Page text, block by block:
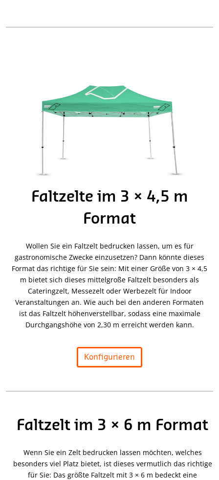
Faltzelte im 3 × 4,5 m
Format
Wollen Sie ein Faltzelt bedrucken lassen, um es für
gastronomische Zwecke einzusetzen? Dann könnte dieses
Format das richtige für Sie sein: Mit einer Größe von 3 × 4,5
m bietet sich dieses mittelgroße Faltzelt besonders als
Cateringzelt, Messezelt oder Werbezelt für Indoor
Veranstaltungen an. Wie auch bei den anderen Formaten
ist das Faltzelt höhenverstellbar, sodass eine maximale
Durchgangshöhe von 2,30 m erreicht werden kann.
Konfigurieren
Faltzelt im 3 × 6 m Format
Wenn Sie ein Zelt bedrucken lassen möchten, welches
besonders viel Platz bietet, ist dieses vermutlich das richtige
für Sie: Das größte Faltzelt mit 3 × 6 m bedeckt eine